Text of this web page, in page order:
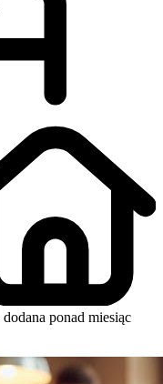
dodana ponad miesiąc